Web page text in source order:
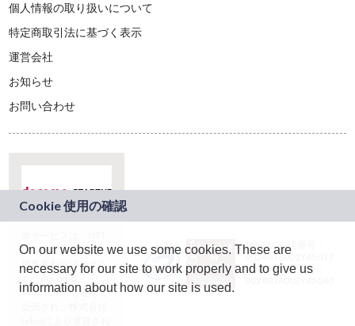
個人情報の取り扱いについて
特定商取引法に基づく表示
運営会社
お知らせ
お問い合わせ
ドコモグループの新
規事業創出プログラ
ム「docomo
STARTUP」を通じて
JASRAC許諾番号：
9024936001Y45037
JASRAC許諾番号：
On our website we use some cookies. These are
necessary for our site to work properly and to give us
information about how our site is used.